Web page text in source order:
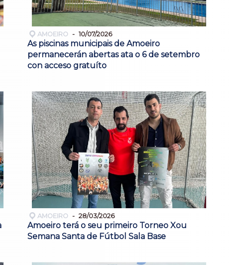
AMOEIRO 10/07/2026
As piscinas municipais de Amoeiro
permanecerán abertas ata o 6 de setembro
con acceso gratuíto
AMOEIRO 28/03/2026
Amoeiro terá o seu primeiro Torneo Xou
Semana Santa de Fútbol Sala Base